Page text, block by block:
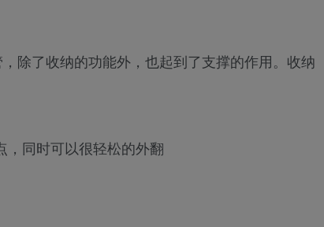
除了收纳的功能外，也起到了支撑的作用。收纳
，同时可以很轻松的外翻